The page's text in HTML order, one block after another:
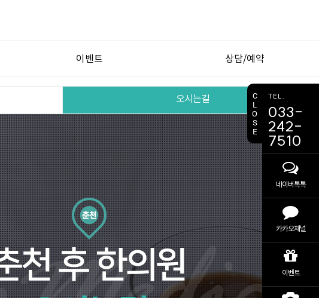
이벤트 상담/예약
비용 상담
간편 예약
오시는길
C
L
O
S
E
TEL.
033-
242-
7510
네이버톡톡
카카오채널
이벤트